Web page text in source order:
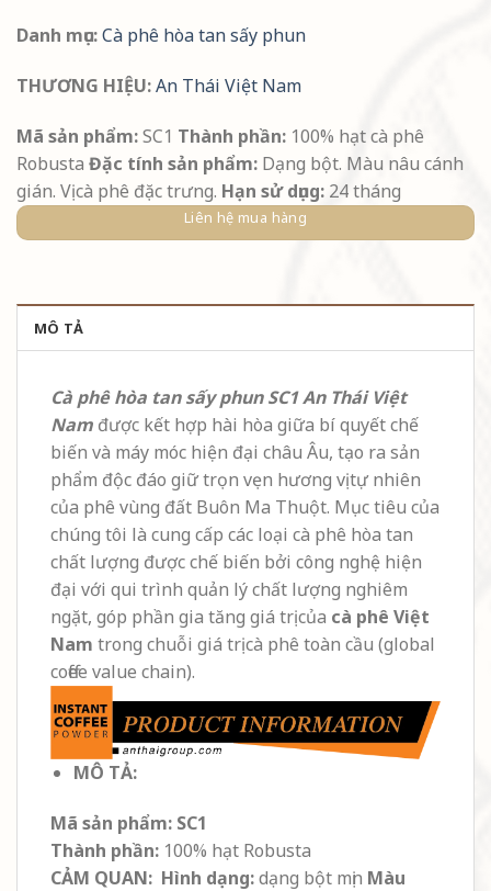
Danh mục:Cà phê hòa tan sấy phun
THƯƠNG HIỆU:An Thái Việt Nam
Mã sản phẩm:SC1 Thành phần: 100% hạt cà phê
Robusta Đặc tính sản phẩm: Dạng bột. Màu nâu cánh
gián. Vị cà phê đặc trưng. Hạn sử dụng: 24 tháng
Liên hệ mua hàng
MÔ TẢ
Cà phê hòa tan sấy phun SC1 An Thái Việt
Nam được kết hợp hài hòa giữa bí quyết chế
biến và máy móc hiện đại châu Âu, tạo ra sản
phẩm độc đáo giữ trọn vẹn hương vị tự nhiên
của phê vùng đất Buôn Ma Thuột. Mục tiêu của
chúng tôi là cung cấp các loại cà phê hòa tan
chất lượng được chế biến bởi công nghệ hiện
đại với qui trình quản lý chất lượng nghiêm
ngặt, góp phần gia tăng giá trị của cà phê Việt
Nam trong chuỗi giá trị cà phê toàn cầu (global
coffee value chain).
MÔ TẢ:
Mã sản phẩm: SC1
Thành phần: 100% hạt Robusta
CẢM QUAN: Hình dạng:dạng bột mịn Màu